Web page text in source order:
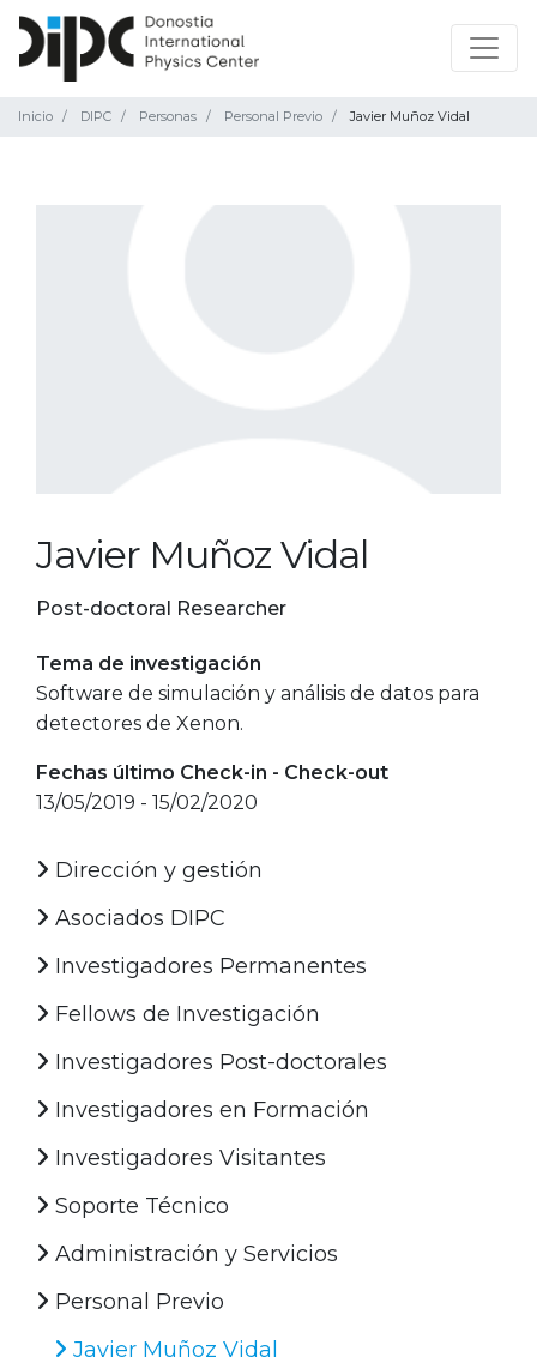
Inicio DIPC Personas Personal Previo Javier Muñoz Vidal
Javier Muñoz Vidal
Post-doctoral Researcher
Tema de investigación
Software de simulación y análisis de datos para
detectores de Xenon.
Fechas último Check-in - Check-out
13/05/2019 - 15/02/2020
Dirección y gestión
Asociados DIPC
Investigadores Permanentes
Fellows de Investigación
Investigadores Post-doctorales
Investigadores en Formación
Investigadores Visitantes
Soporte Técnico
Administración y Servicios
Personal Previo
Javier Muñoz Vidal